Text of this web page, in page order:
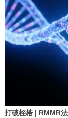
打破桎梏 | RMMR